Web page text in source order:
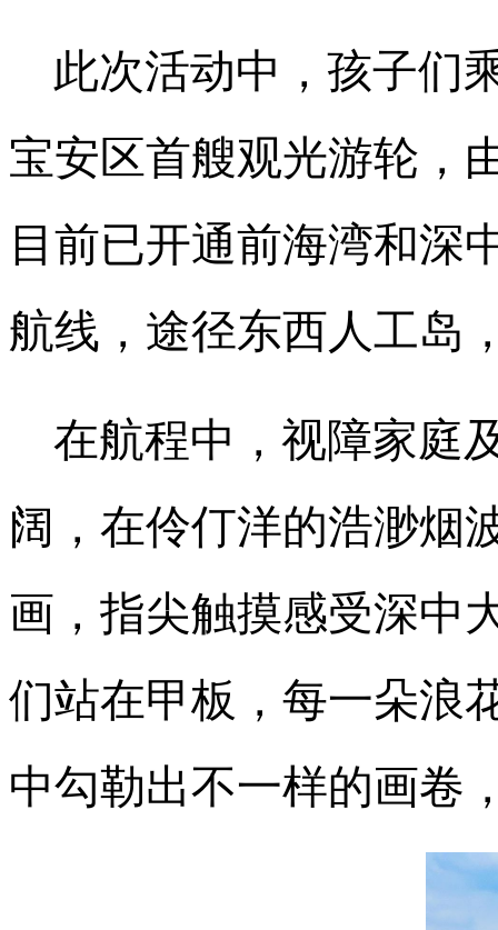
此次活动中，孩子们
宝安区首艘观光游轮，
目前已开通前海湾和深
航线，途径东西人工岛
在航程中，视障家庭
阔，在伶仃洋的浩渺烟
画，指尖触摸感受深中
们站在甲板，每一朵浪
中勾勒出不一样的画卷